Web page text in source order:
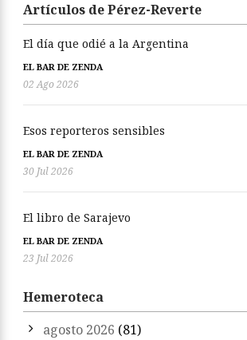
Artículos de Pérez-Reverte
El día que odié a la Argentina
EL BAR DE ZENDA
02 Ago 2026
Esos reporteros sensibles
EL BAR DE ZENDA
30 Jul 2026
El libro de Sarajevo
EL BAR DE ZENDA
23 Jul 2026
Hemeroteca
agosto 2026 (81)